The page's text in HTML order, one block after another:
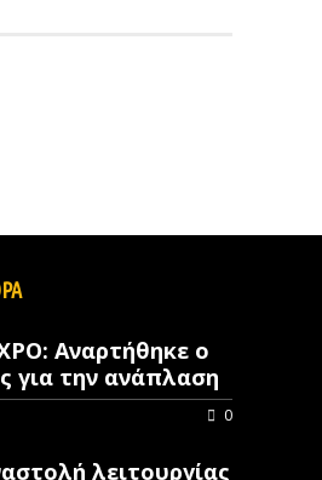
Αναρτήθηκε ο
για την ανάπλαση
0
λειτουργίας